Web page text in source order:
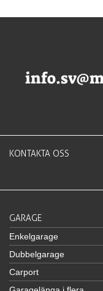
KONTAKTA OSS
GARAGE
Enkelgarage
Dubbelgarage
Carport